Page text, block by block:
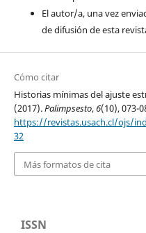
El autor/a, una vez
de difusión de esta
Cómo citar
Historias mínimas del ajuste
(2017).Palimpsesto,6(10), 073-
https://revistas.usach.cl/ojs/
32
Más formatos de cita
ISSN